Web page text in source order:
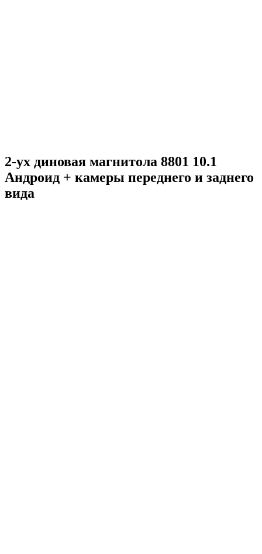
2-ух диновая магнитола 8801 10.1
Андроид + камеры переднего и заднего
вида